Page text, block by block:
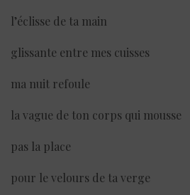
l’éclisse de ta main
glissante entre mes cuisses
ma nuit refoule
la vague de ton corps qui mousse
pas la place
pour le velours de ta verge